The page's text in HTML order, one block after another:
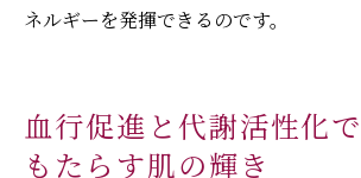
ネルギーを発揮できるのです。
血行促進と代謝活性化
もたらす肌の輝き